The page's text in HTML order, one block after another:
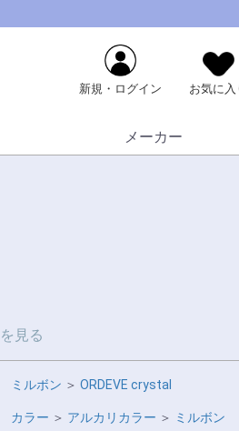
新規・ログイン お気に入
メーカー
見る
ミルボン ＞ ORDEVE crystal
カラー ＞ アルカリカラー ＞ ミルボン